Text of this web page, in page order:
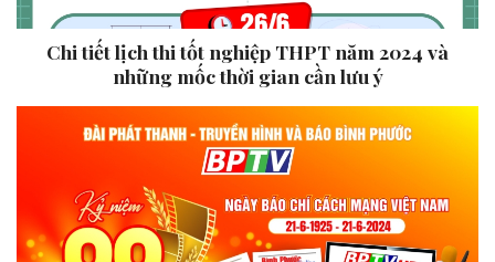
Chi tiết lịch thi tốt nghiệp THPT năm 2024 và
những mốc thời gian cần lưu ý